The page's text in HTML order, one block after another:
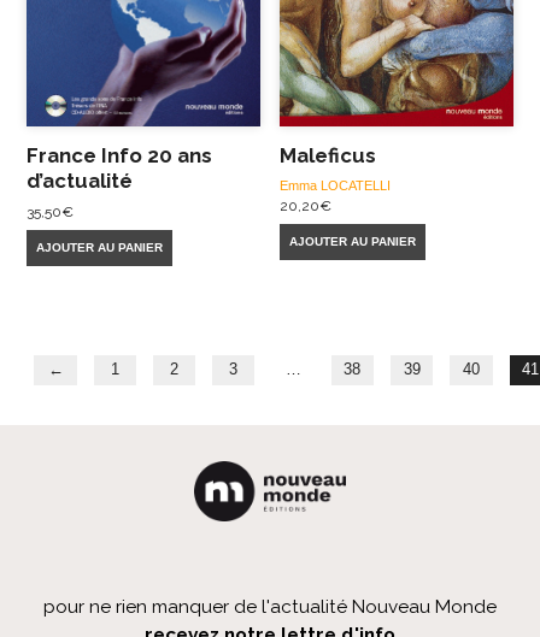
France Info 20 ans
d’actualité
35,50€
AJOUTER AU PANIER
Maleficus
Emma LOCATELLI
20,20€
AJOUTER AU PANIER
← 1 2 3 38 39 40 41
pour ne rien manquer de l'actualité Nouveau Monde